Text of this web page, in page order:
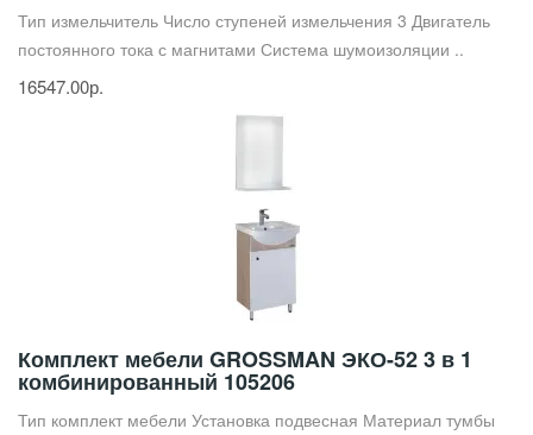
Тип измельчитель Число ступеней измельчения 3 Двигатель
постоянного тока с магнитами Система шумоизоляции ..
16547.00р.
Комплект мебели GROSSMAN ЭКО-52 3 в 1
комбинированный 105206
Тип комплект мебели Установка подвесная Материал тумбы